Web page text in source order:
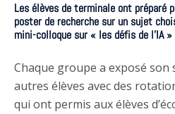
Les élèves de terminale ont préparé
poster de recherche sur un sujet
mini-colloque sur « les défis de l’IA
Chaque groupe a exposé son
autres élèves avec des
qui ont permis aux élèves